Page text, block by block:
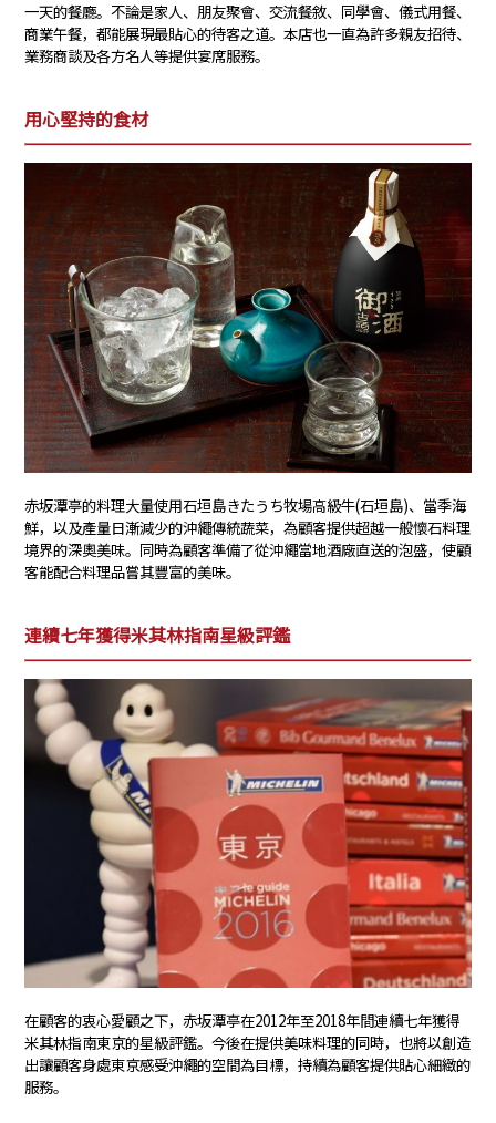
一天的餐廳。不論是家人、朋友聚會、交流餐敘、同學會、儀式用餐、
商業午餐，都能展現最貼心的待客之道。本店也一直為許多親友招待、
業務商談及各方名人等提供宴席服務。
用心堅持的食材
赤坂潭亭的料理大量使用石垣島きたうち牧場高級牛(石垣島)、當季海
鮮，以及產量日漸減少的沖繩傳統蔬菜，為顧客提供超越一般懷石料理
境界的深奧美味。同時為顧客準備了從沖繩當地酒廠直送的泡盛，使顧
客能配合料理品嘗其豐富的美味。
連續七年獲得米其林指南星級評鑑
在顧客的衷心愛顧之下，赤坂潭亭在2012年至2018年間連續七年獲得
米其林指南東京的星級評鑑。今後在提供美味料理的同時，也將以創造
出讓顧客身處東京感受沖繩的空間為目標，持續為顧客提供貼心細緻的
服務。